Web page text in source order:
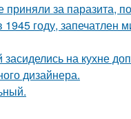
за паразита,
году, запечатлен
на кухне
дизайнера.